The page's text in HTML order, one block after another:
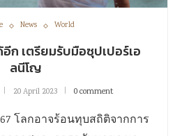
News World
ก เตรียมรับมือซุปเปอร์เอ
ลนีโญ
20 April 2023 0 comment
โลกอาจร้อนทุบสถิติจากการ